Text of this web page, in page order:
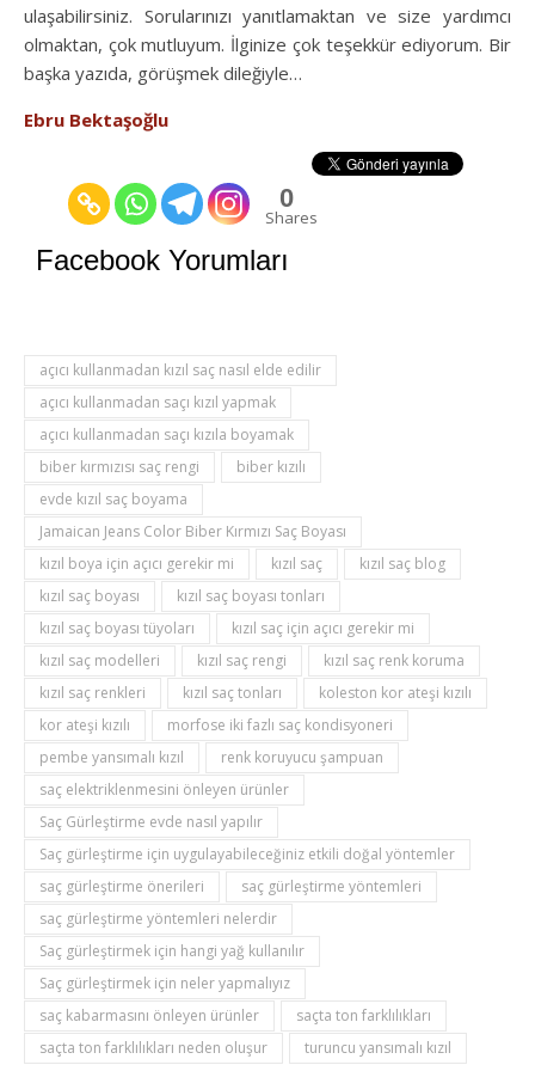
ulaşabilirsiniz. Sorularınızı yanıtlamaktan ve size yardımcı
olmaktan, çok mutluyum. İlginize çok teşekkür ediyorum. Bir
başka yazıda, görüşmek dileğiyle…
Ebru Bektaşoğlu
0
Shares
Facebook Yorumları
açıcı kullanmadan kızıl saç nasıl elde edilir
açıcı kullanmadan saçı kızıl yapmak
açıcı kullanmadan saçı kızıla boyamak
biber kırmızısı saç rengi
biber kızılı
evde kızıl saç boyama
Jamaican Jeans Color Biber Kırmızı Saç Boyası
kızıl boya için açıcı gerekir mi
kızıl saç
kızıl saç blog
kızıl saç boyası
kızıl saç boyası tonları
kızıl saç boyası tüyoları
kızıl saç için açıcı gerekir mi
kızıl saç modelleri
kızıl saç rengi
kızıl saç renk koruma
kızıl saç renkleri
kızıl saç tonları
koleston kor ateşi kızılı
kor ateşi kızılı
morfose iki fazlı saç kondisyoneri
pembe yansımalı kızıl
renk koruyucu şampuan
saç elektriklenmesini önleyen ürünler
Saç Gürleştirme evde nasıl yapılır
Saç gürleştirme için uygulayabileceğiniz etkili doğal yöntemler
saç gürleştirme önerileri
saç gürleştirme yöntemleri
saç gürleştirme yöntemleri nelerdir
Saç gürleştirmek için hangi yağ kullanılır
Saç gürleştirmek için neler yapmalıyız
saç kabarmasını önleyen ürünler
saçta ton farklılıkları
saçta ton farklılıkları neden oluşur
turuncu yansımalı kızıl